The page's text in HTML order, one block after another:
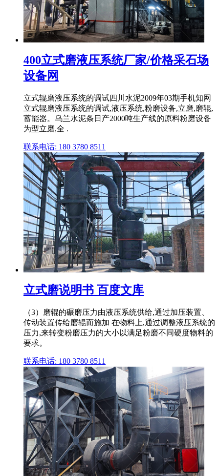
400立式磨液压系统厂家/价格采石场
设备网
立式辊磨液压系统的调试四川水泥2009年03期手机知网
立式辊磨液压系统的调试,液压系统,粉磨设备,立磨,磨辊,
蓄能器。乌兰水泥条日产2000吨生产线的原料粉磨设备
为型立磨,全 .
联系电话: 180 3780 8511
立式磨说明书 百度文库
（3）磨辊的碾磨压力由液压系统供给,通过加压装置、
传动装置传给磨辊而施加 在物料上,通过调整液压系统的
压力,来转变粉磨压力的大小以满足粉磨不同硬度物料的
要求。
联系电话: 180 3780 8511